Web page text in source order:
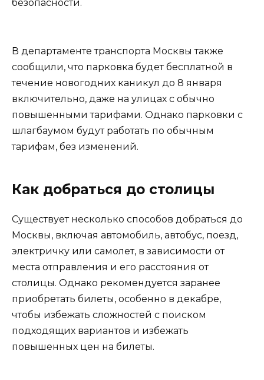
безопасности.
В департаменте транспорта Москвы также
сообщили, что парковка будет бесплатной в
течение новогодних каникул до 8 января
включительно, даже на улицах с обычно
повышенными тарифами. Однако парковки с
шлагбаумом будут работать по обычным
тарифам, без изменений.
Как добраться до столицы
Существует несколько способов добраться до
Москвы, включая автомобиль, автобус, поезд,
электричку или самолет, в зависимости от
места отправления и его расстояния от
столицы. Однако рекомендуется заранее
приобретать билеты, особенно в декабре,
чтобы избежать сложностей с поиском
подходящих вариантов и избежать
повышенных цен на билеты.